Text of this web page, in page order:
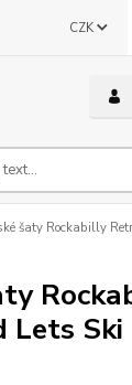
CZK
šaty Rockabilly
Lets